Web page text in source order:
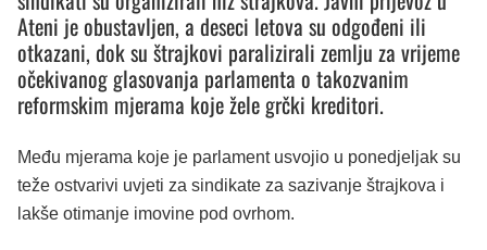
Ateni je obustavljen, a deseci letova su odgođeni ili
otkazani, dok su štrajkovi paralizirali zemlju za vrijeme
očekivanog glasovanja parlamenta o takozvanim
reformskim mjerama koje žele grčki kreditori.
Među mjerama koje je parlament usvojio u ponedjeljak su
teže ostvarivi uvjeti za sindikate za sazivanje štrajkova i
lakše otimanje imovine pod ovrhom.